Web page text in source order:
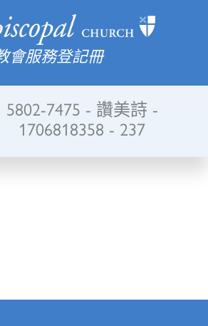
會服務登記冊
5802-7475 - 讚美詩 -
1706818358 - 237